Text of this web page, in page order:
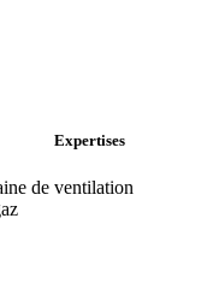
Expertises
de ventilation